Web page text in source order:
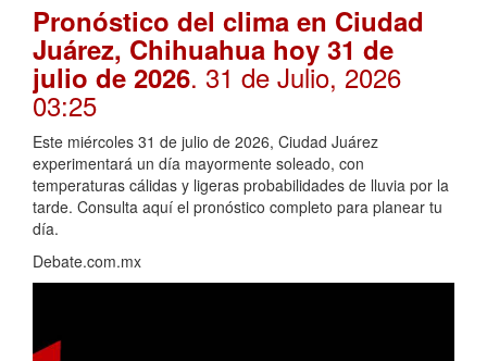
Pronóstico del clima en Ciudad
Juárez, Chihuahua hoy 31 de
julio de 2026. 31 de Julio, 2026
03:25
Este miércoles 31 de julio de 2026, Ciudad Juárez
experimentará un día mayormente soleado, con
temperaturas cálidas y ligeras probabilidades de lluvia por la
tarde. Consulta aquí el pronóstico completo para planear tu
día.
Debate.com.mx